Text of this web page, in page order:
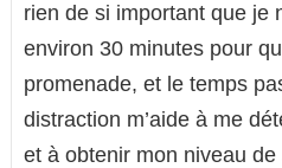
rien de si important que je
environ 30 minutes pour
promenade, et le temps
distraction m’aide à me
et à obtenir mon niveau